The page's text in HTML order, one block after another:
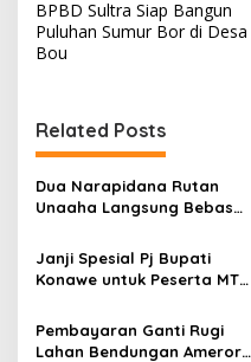
a
v
g
a
s
i
p
o
s
BPBD Sultra Siap Bangun
Puluhan Sumur Bor di Desa
Bou
Related Posts
Dua Narapidana Rutan
Unaaha Langsung Bebas
ke-79
Janji Spesial Pj Bupati
Konawe untuk Peserta MTQ
Hadiah Umroh
Pembayaran Ganti Rugi
Lahan Bendungan Ameroro